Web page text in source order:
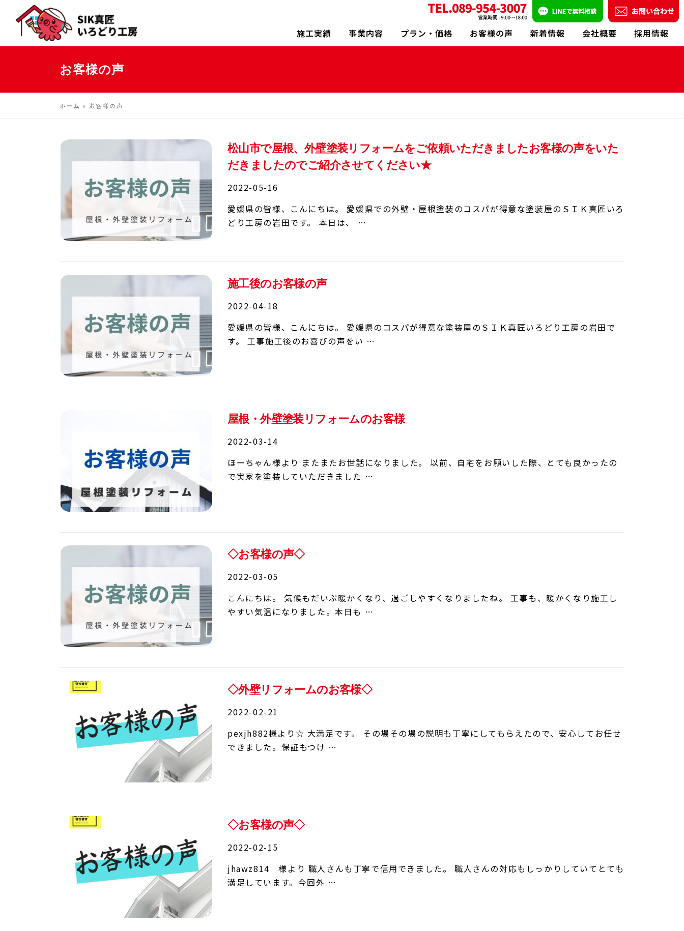
ン
施工実績 事業内容 プラン・価格 お客様の声 新着情報 会社概要 採用情報
お客様の声
ホーム » お客様の声
松山市で屋根、外壁塗装リフォームをご依頼いただきましたお客様の声をいた
だきましたのでご紹介させてください★
2022-05-16
愛媛県の皆様、こんにちは。 愛媛県での外壁・屋根塗装のコスパが得意な塗装屋のＳＩＫ真匠いろ
どり工房の岩田です。 本日は、 …
施工後のお客様の声
2022-04-18
愛媛県の皆様、こんにちは。 愛媛県のコスパが得意な塗装屋のＳＩＫ真匠いろどり工房の岩田で
す。 工事施工後のお喜びの声をい …
屋根・外壁塗装リフォームのお客様
2022-03-14
ほーちゃん様より またまたお世話になりました。 以前、自宅をお願いした際、とても良かったの
で実家を塗装していただきました …
◇お客様の声◇
2022-03-05
こんにちは。 気候もだいぶ暖かくなり、過ごしやすくなりましたね。 工事も、暖かくなり施工し
やすい気温になりました。本日も …
◇外壁リフォームのお客様◇
2022-02-21
pexjh882様より☆ 大満足です。 その場その場の説明も丁寧にしてもらえたので、安心してお任せ
できました。保証もつけ …
◇お客様の声◇
2022-02-15
jhawz814 様より 職人さんも丁寧で信用できました。 職人さんの対応もしっかりしていてとても
満足しています。今回外 …